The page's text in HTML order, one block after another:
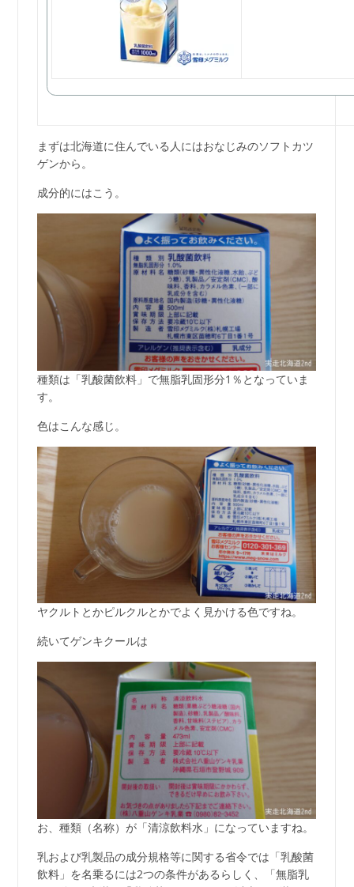
まずは北海道に住んでいる人にはおなじみのソフトカツ
ゲンから。
成分的にはこう。
種類は「乳酸菌飲料」で無脂乳固形分1％となっていま
す。
色はこんな感じ。
ヤクルトとかピルクルとかでよく見かける色ですね。
続いてゲンキクールは
お、種類（名称）が「清涼飲料水」になっていますね。
乳および乳製品の成分規格等に関する省令では「乳酸菌
飲料」を名乗るには2つの条件があるらしく、「無脂乳